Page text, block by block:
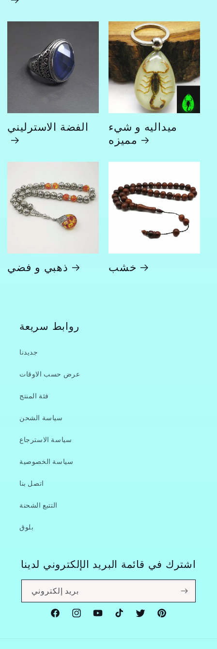
الفضة الاسترليني ميداليه و شيء
مميزه
ذهبي و فضي خشب
روابط سريعة
جديدنا
عرض حسب الاوقات
فئة المنتج
سياسة الشحن
سياسة الاسترجاع
سياسة الخصوصية
اتصل بنا
التتبع الشحنة
بلوق
اشترك في قائمة البريد الإلكتروني لدينا
بريد إلكتروني
FacebookInstagramYouTubeTikTok TwitterPinterest